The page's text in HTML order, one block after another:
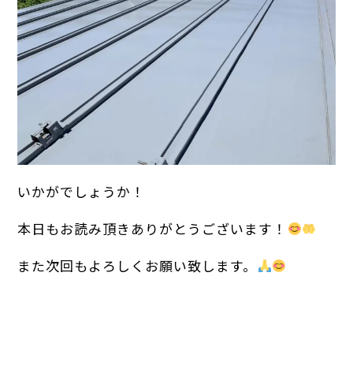
いかがでしょうか！
本日もお読み頂きありがとうございます！
また次回もよろしくお願い致します。